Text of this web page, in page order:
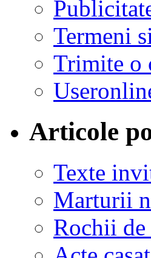
Termeni
Trimite o
Articole
Texte
Marturii
Rochii de